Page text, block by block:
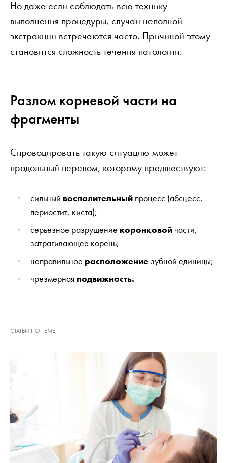
Но даже если соблюдать всю технику
выполнения процедуры, случаи неполной
экстракции встречаются часто. Причиной этому
становится сложность течения патологии.
Разлом корневой части на
фрагменты
Спровоцировать такую ситуацию может
продольный перелом, которому предшествуют:
сильный воспалительный процесс (абсцесс,
периостит, киста);
серьезное разрушение коронковой части,
затрагивающее корень;
неправильное расположение зубной единицы;
чрезмерная подвижность.